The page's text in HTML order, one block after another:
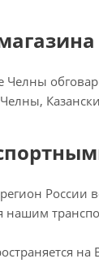
Челны
нашим